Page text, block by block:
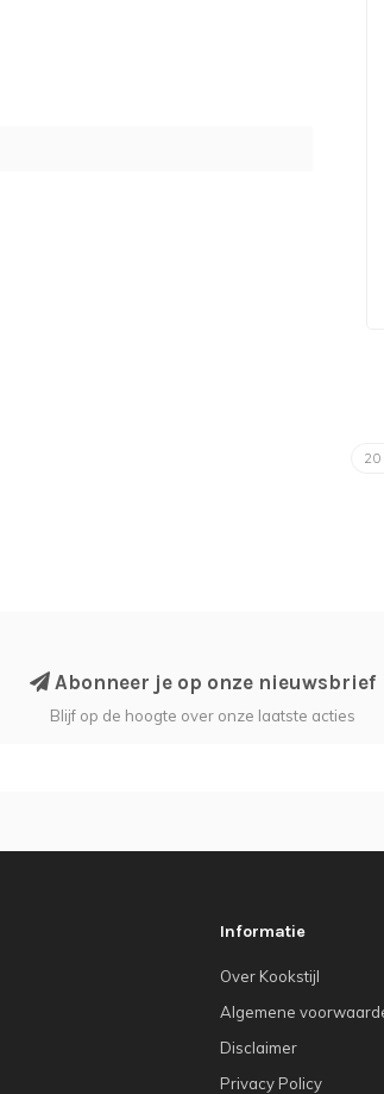
20
Abonneer je op onze nieuwsbrief
Blijf op de hoogte over onze laatste acties
Informatie
Over Kookstijl
Algemene
Disclaimer
Privacy Policy